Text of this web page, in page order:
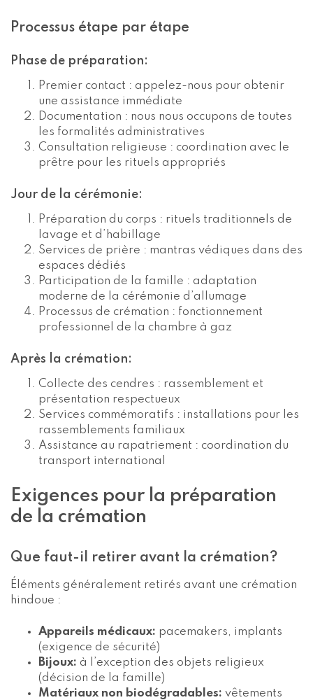
Processus étape par étape
Phase de préparation:
Premier contact : appelez-nous pour obtenir
une assistance immédiate
Documentation : nous nous occupons de toutes
les formalités administratives
Consultation religieuse : coordination avec le
prêtre pour les rituels appropriés
Jour de la cérémonie:
Préparation du corps : rituels traditionnels de
lavage et d’habillage
Services de prière : mantras védiques dans des
espaces dédiés
Participation de la famille : adaptation
moderne de la cérémonie d’allumage
Processus de crémation : fonctionnement
professionnel de la chambre à gaz
Après la crémation:
Collecte des cendres : rassemblement et
présentation respectueux
Services commémoratifs : installations pour les
rassemblements familiaux
Assistance au rapatriement : coordination du
transport international
Exigences pour la préparation
de la crémation
Que faut-il retirer avant la crémation?
Éléments généralement retirés avant une crémation
hindoue :
Appareils médicaux: pacemakers, implants
(exigence de sécurité)
Bijoux: à l’exception des objets religieux
(décision de la famille)
Matériaux non biodégradables: vêtements